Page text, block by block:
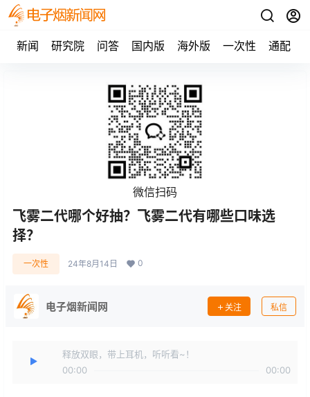
新闻 研究院 问答 国内版 海外版 一次性 通配
微信扫码
飞雾二代哪个好抽？飞雾二代有哪些口味选
择？
一次性 24年8月14日 0
电子烟新闻网 关注 私信
释放双眼，带上耳机，听听看~！
00:00
00:00